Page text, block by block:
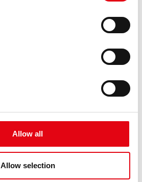
Allow all
Allow selection